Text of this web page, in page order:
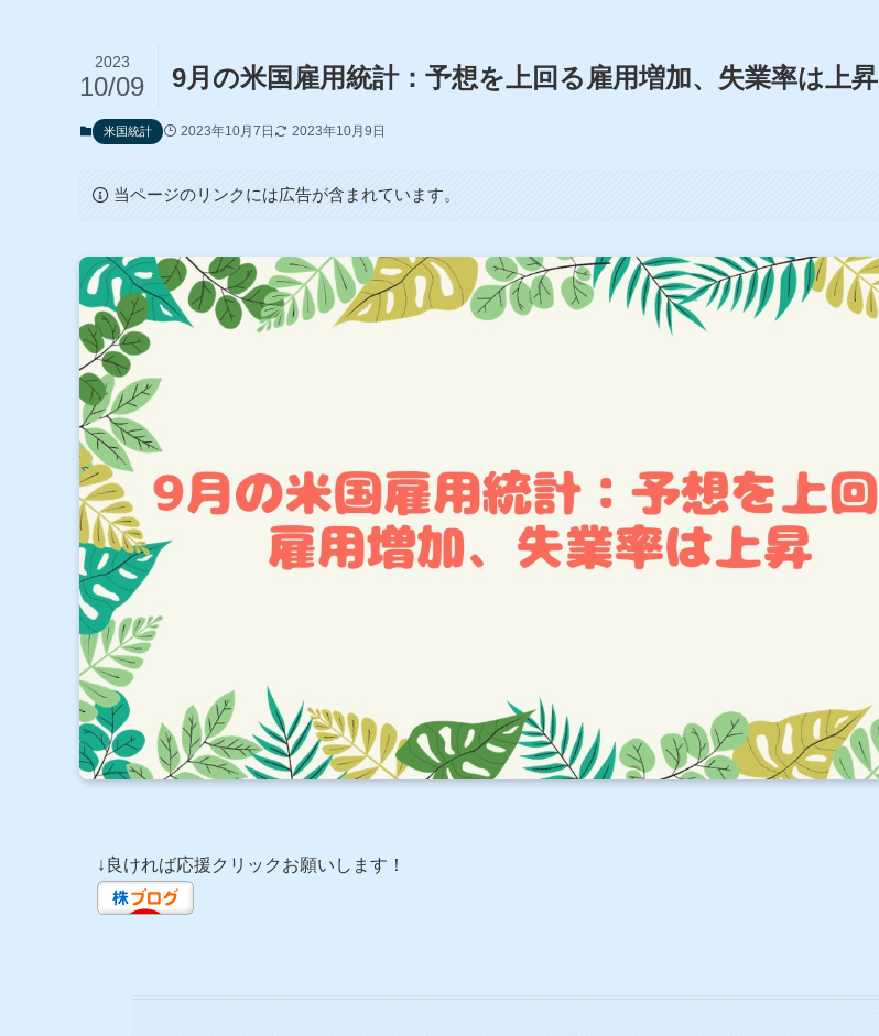
9月の米国雇用統計：予想を上回る雇用増加、失業率は上昇
2023
10/09
米国統計 2023年10月7日 2023年10月9日
当ページのリンクには広告が含まれています。
↓良ければ応援クリックお願いします！